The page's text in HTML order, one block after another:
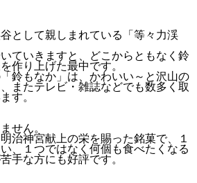
として親しまれている「等々力渓
ていきますと、どこからともなく鈴
作り上げた最中です。
鈴もなか」は、かわいい～と沢山の
またテレビ・雑誌などでも数多く取
す。
せん。
治神宮献上の栄を賜った銘菓で、１
、１つではなく何個も食べたくなる
手な方にも好評です。